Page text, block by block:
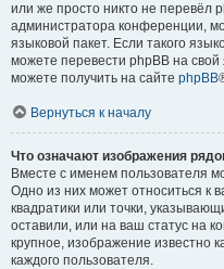
или же просто никто не перевёл
администратора конференции,
языковой пакет. Если такого
можете перевести phpBB на
можете получить на сайте phpBB
Вернуться к началу
Что означают изображения
Вместе с именем пользователя
Одно из них может относиться к
квадратики или точки,
оставили, или на ваш статус на
крупное, изображение известно
каждого пользователя.